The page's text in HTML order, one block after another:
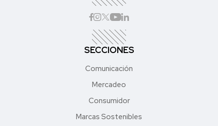
SECCIONES
Comunicación
Mercadeo
Consumidor
Marcas Sostenibles